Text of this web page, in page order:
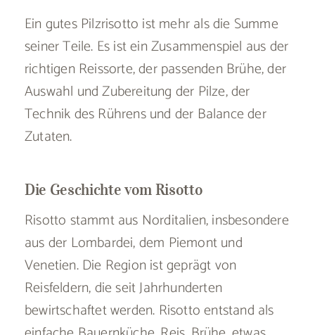
Ein gutes Pilzrisotto ist mehr als die Summe
seiner Teile. Es ist ein Zusammenspiel aus der
richtigen Reissorte, der passenden Brühe, der
Auswahl und Zubereitung der Pilze, der
Technik des Rührens und der Balance der
Zutaten.
Die Geschichte vom Risotto
Risotto stammt aus Norditalien, insbesondere
aus der Lombardei, dem Piemont und
Venetien. Die Region ist geprägt von
Reisfeldern, die seit Jahrhunderten
bewirtschaftet werden. Risotto entstand als